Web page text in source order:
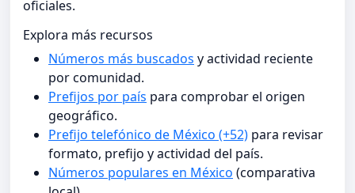
oficiales.
Explora más recursos
Números más buscados y actividad reciente
por comunidad.
Prefijos por país para comprobar el origen
geográfico.
Prefijo telefónico de México (+52) para revisar
formato, prefijo y actividad del país.
Números populares en México (comparativa